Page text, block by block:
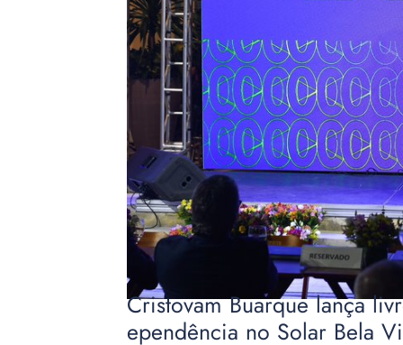
Cristovam Buarque lança
ependência no Solar Bela